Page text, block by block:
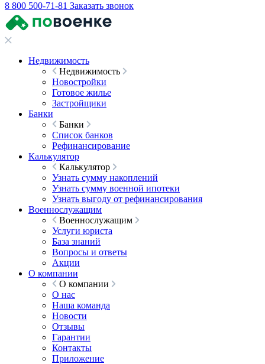
8 800 500-71-81 Заказать звонок
Недвижимость
Недвижимость
Новостройки
Готовое жилье
Застройщики
Банки
Банки
Список банков
Рефинансирование
Калькулятор
Калькулятор
Узнать сумму накоплений
Узнать сумму военной ипотеки
Узнать выгоду от рефинансирования
Военнослужащим
Военнослужащим
Услуги юриста
База знаний
Вопросы и ответы
Акции
О компании
О компании
О нас
Наша команда
Новости
Отзывы
Гарантии
Контакты
Приложение